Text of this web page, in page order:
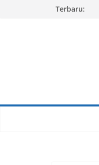
Terbaru: